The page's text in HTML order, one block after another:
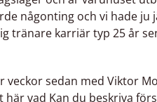
någonting och vi hade ju
tränare karriär typ 25 år
sedan med Viktor
vad Kan du beskriva